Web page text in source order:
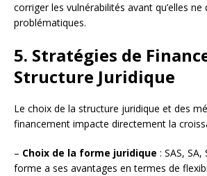
corriger les vulnérabilités avant qu’elles ne
problématiques.
5. Stratégies de
Structure Juridique
Le choix de la structure juridique et des
financement impacte directement la
– Choix de la forme juridique : SAS,
forme a ses avantages en termes de